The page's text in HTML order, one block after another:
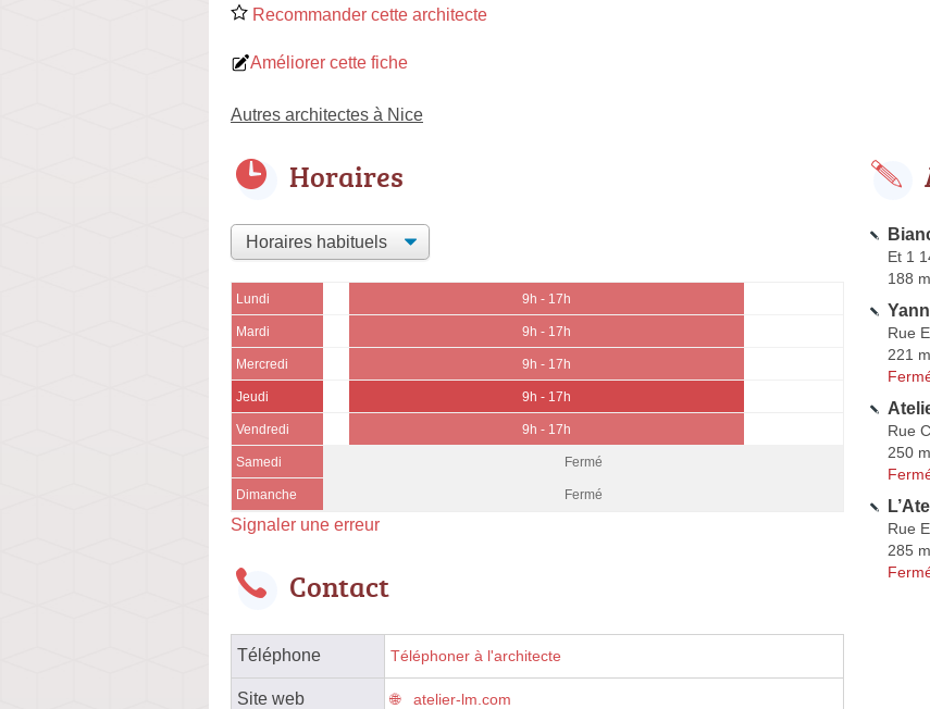
Recommander cette architecte
Améliorer cette fiche
Autres architectes à Nice
Horaires
Lundi 9h - 17h
Mardi 9h - 17h
Mercredi 9h - 17h
Jeudi 9h - 17h
Vendredi 9h - 17h
Samedi Fermé
Dimanche Fermé
Signaler une erreur
Contact
Téléphone Téléphoner à l'architecte
Site web atelier-lm.com
Et 1
188
Rue
221
Rue
250
Rue
285